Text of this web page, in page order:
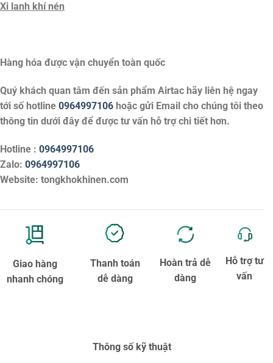
Xi lanh khí nén
Hàng hóa được vận chuyển toàn quốc
Quý khách quan tâm đến sản phẩm Airtac hãy liên hệ ngay
tới số hotline 0964997106 hoặc gửi Email cho chúng tôi theo
thông tin dưới đây để được tư vấn hỗ trợ chi tiết hơn.
Hotline : 0964997106
Zalo: 0964997106
Website: tongkhokhinen.com
Giao hàng
nhanh chóng
Thanh toán
dễ dàng
Hoàn trả dễ
dàng
Hỗ trợ tư
vấn
Thông số kỹ thuật